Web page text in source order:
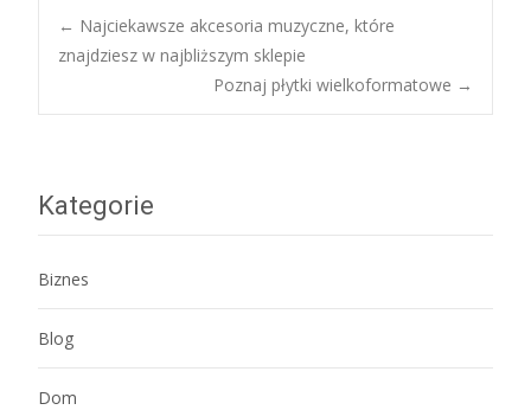
Post
navigation
← Najciekawsze akcesoria muzyczne, które
znajdziesz w najbliższym sklepie
Poznaj płytki wielkoformatowe →
Kategorie
Biznes
Blog
Dom